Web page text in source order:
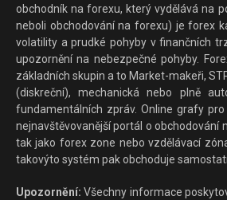
obchodník na forexu, který vydělává na
neboli obchodování na forexu) je forex
volatility a prudké pohyby v finančních
upozornění na nebezpečné pohyby.
základních skupin a to Market-makeři,
(diskreční), mechanická nebo plně
fundamentálních zpráv. Online grafy
nejnavštěvovanější portál o obchodování
tak jako forex zone nebo vzdělávací
takovýto systém pak obchoduje
Upozornění: Všechny informace